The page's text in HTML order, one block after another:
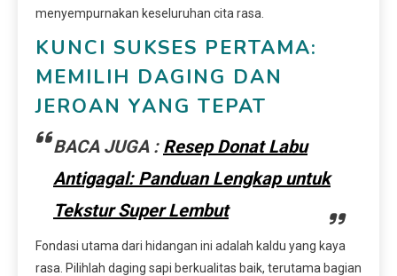
menyempurnakan keseluruhan cita rasa.
KUNCI SUKSES PERTAMA:
MEMILIH DAGING DAN
JEROAN YANG TEPAT
BACA JUGA : Resep Donat Labu
Antigagal: Panduan Lengkap untuk
Tekstur Super Lembut
Fondasi utama dari hidangan ini adalah kaldu yang kaya
rasa. Pilihlah daging sapi berkualitas baik, terutama bagian